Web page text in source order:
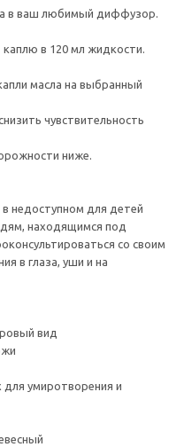
в ваш любимый диффузор.
в 120 мл жидкости.
масла на выбранный
чувствительность
ниже.
недоступном для детей
находящимся под
со своим
в глаза, уши и на
вид
для умиротворения и